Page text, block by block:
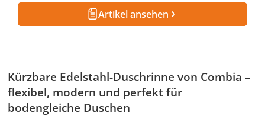
Artikel ansehen
Kürzbare Edelstahl-Duschrinne von Combia –
flexibel, modern und perfekt für
bodengleiche Duschen